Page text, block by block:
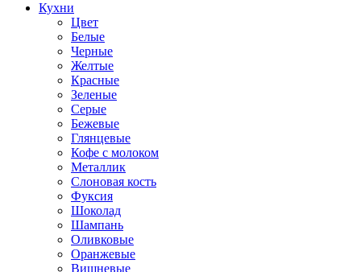
Кухни
Цвет
Белые
Черные
Желтые
Красные
Зеленые
Серые
Бежевые
Глянцевые
Кофе с молоком
Металлик
Слоновая кость
Фуксия
Шоколад
Шампань
Оливковые
Оранжевые
Вишневые